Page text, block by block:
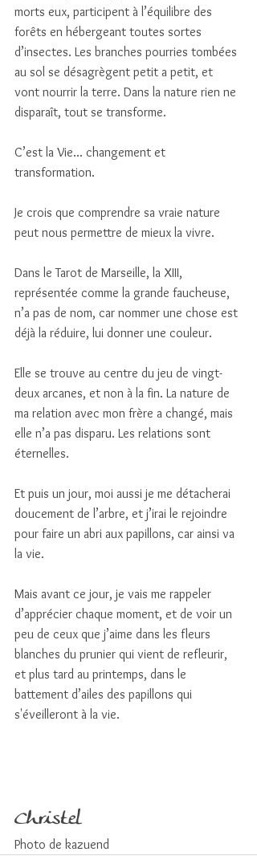
morts eux, participent à l’équilibre des
forêts en hébergeant toutes sortes
d’insectes. Les branches pourries tombées
au sol se désagrègent petit a petit, et
vont nourrir la terre. Dans la nature rien ne
disparaît, tout se transforme.
C’est la Vie... changement et
transformation.
Je crois que comprendre sa vraie nature
peut nous permettre de mieux la vivre.
Dans le Tarot de Marseille, la XIII,
représentée comme la grande faucheuse,
n’a pas de nom, car nommer une chose est
déjà la réduire, lui donner une couleur.
Elle se trouve au centre du jeu de vingt-
deux arcanes, et non à la fin. La nature de
ma relation avec mon frère a changé, mais
elle n’a pas disparu. Les relations sont
éternelles.
Et puis un jour, moi aussi je me détacherai
doucement de l’arbre, et j’irai le rejoindre
pour faire un abri aux papillons, car ainsi va
la vie.
Mais avant ce jour, je vais me rappeler
d’apprécier chaque moment, et de voir un
peu de ceux que j’aime dans les fleurs
blanches du prunier qui vient de refleurir,
et plus tard au printemps, dans le
battement d’ailes des papillons qui
s'éveilleront à la vie.
Christel
Photo de kazuend